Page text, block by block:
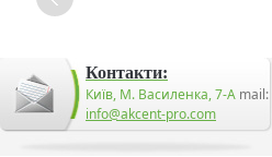
Контакти:
Київ, М. Василенка, 7-А mail:
info@akcent-pro.com